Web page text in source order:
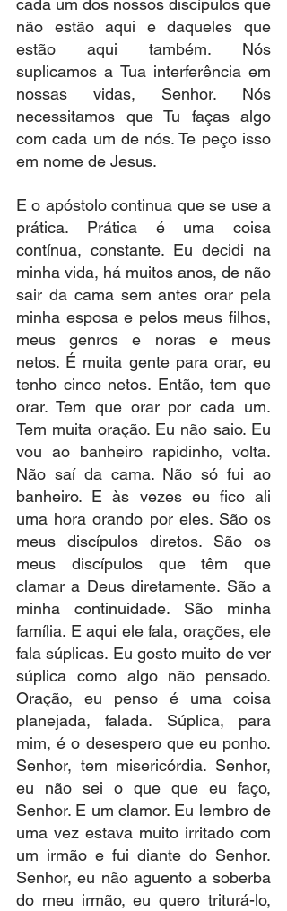
cada um dos nossos discípulos que
não estão aqui e daqueles que
estão aqui também. Nós
suplicamos a Tua interferência em
nossas vidas, Senhor. Nós
necessitamos que Tu faças algo
com cada um de nós. Te peço isso
em nome de Jesus.
E o apóstolo continua que se use a
prática. Prática é uma coisa
contínua, constante. Eu decidi na
minha vida, há muitos anos, de não
sair da cama sem antes orar pela
minha esposa e pelos meus filhos,
meus genros e noras e meus
netos. É muita gente para orar, eu
tenho cinco netos. Então, tem que
orar. Tem que orar por cada um.
Tem muita oração. Eu não saio. Eu
vou ao banheiro rapidinho, volta.
Não saí da cama. Não só fui ao
banheiro. E às vezes eu fico ali
uma hora orando por eles. São os
meus discípulos diretos. São os
meus discípulos que têm que
clamar a Deus diretamente. São a
minha continuidade. São minha
família. E aqui ele fala, orações, ele
fala súplicas. Eu gosto muito de ver
súplica como algo não pensado.
Oração, eu penso é uma coisa
planejada, falada. Súplica, para
mim, é o desespero que eu ponho.
Senhor, tem misericórdia. Senhor,
eu não sei o que que eu faço,
Senhor. E um clamor. Eu lembro de
uma vez estava muito irritado com
um irmão e fui diante do Senhor.
Senhor, eu não aguento a soberba
do meu irmão, eu quero triturá-lo,